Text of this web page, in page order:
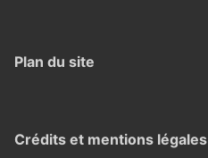
Plan du site
Crédits et mentions légales